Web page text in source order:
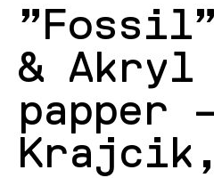
& Akryl
papper